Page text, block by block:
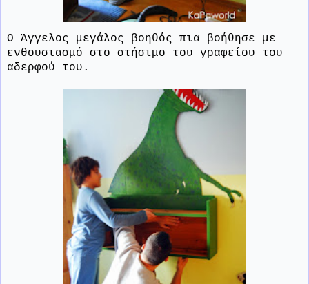
Ο Άγγελος μεγάλος βοηθός πια βοήθησε με
ενθουσιασμό στο στήσιμο του γραφείου του
αδερφού του.